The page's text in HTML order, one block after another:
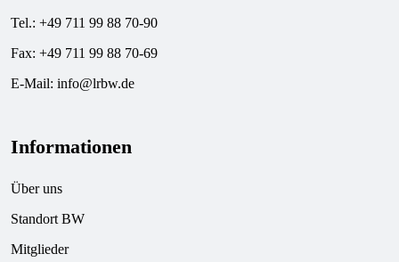
Tel.: +49 711 99 88 70-90
Fax: +49 711 99 88 70-69
E-Mail: info@lrbw.de
Informationen
Über uns
Standort BW
Mitglieder